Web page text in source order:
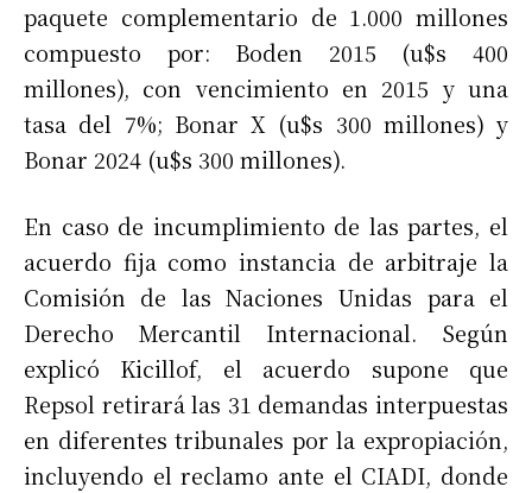
paquete complementario de 1.000 millones
compuesto por: Boden 2015 (u$s 400
millones), con vencimiento en 2015 y una
tasa del 7%; Bonar X (u$s 300 millones) y
Bonar 2024 (u$s 300 millones).
En caso de incumplimiento de las partes, el
acuerdo fija como instancia de arbitraje la
Comisión de las Naciones Unidas para el
Derecho Mercantil Internacional. Según
explicó Kicillof, el acuerdo supone que
Repsol retirará las 31 demandas interpuestas
en diferentes tribunales por la expropiación,
incluyendo el reclamo ante el CIADI, donde